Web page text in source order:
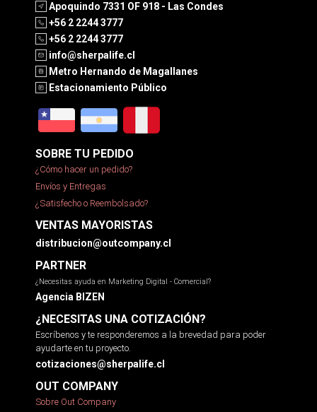
Apoquindo 7331 OF 918 - Las Condes
+56 2 2244 3777
+56 2 2244 3777
info@sherpalife.cl
Metro Hernando de Magallanes
Estacionamiento Público
SOBRE TU PEDIDO
¿Cómo hacer un pedido?
Envíos y Entregas
¿Satisfecho o Reembolsado?
VENTAS MAYORISTAS
distribucion@outcompany.cl
PARTNER
¿Necesitas ayuda en Marketing Digital - Comercial?
Agencia BIZEN
¿NECESITAS UNA COTIZACIÓN?
Escríbenos y te responderemos a la brevedad para poder
ayudarte en tu proyecto.
cotizaciones@sherpalife.cl
OUT COMPANY
Sobre Out Company